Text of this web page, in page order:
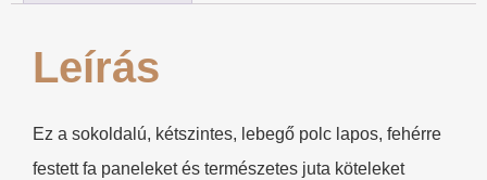
Leírás
Ez a sokoldalú, kétszintes, lebegő polc lapos, fehérre
festett fa paneleket és természetes juta köteleket